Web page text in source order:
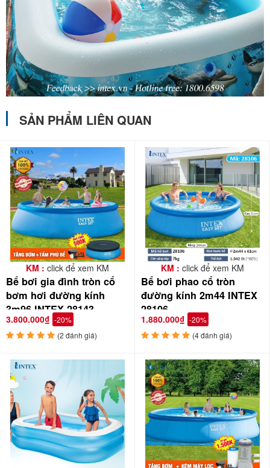
SẢN PHẨM LIÊN QUAN
KM : click để xem KM
Bể bơi gia đình tròn cổ
bơm hơi đường kính
3m96 INTEX 28143
3.800.000₫ -20%
(2 đánh giá)
KM : click để xem KM
Bể bơi phao cổ tròn
đường kính 2m44 INTEX
28106
1.880.000₫ -20%
(4 đánh giá)